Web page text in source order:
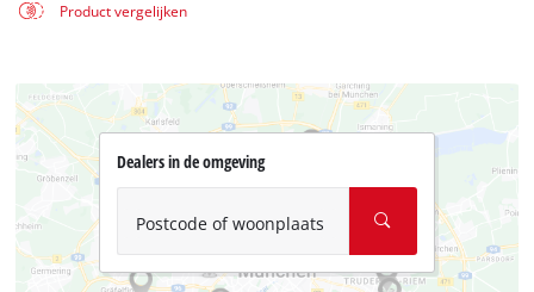
Product vergelijken
Dealers in de omgeving
Postcode of woonplaats